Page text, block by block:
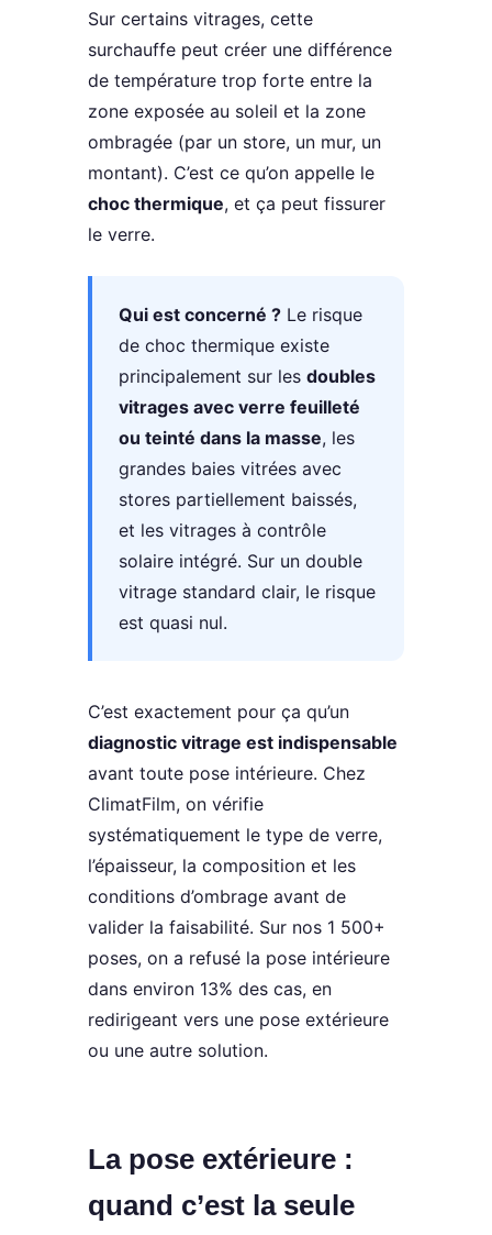
Sur certains vitrages, cette
surchauffe peut créer une différence
de température trop forte entre la
zone exposée au soleil et la zone
ombragée (par un store, un mur, un
montant). C’est ce qu’on appelle le
choc thermique, et ça peut fissurer
le verre.
Qui est concerné ? Le risque
de choc thermique existe
principalement sur les doubles
vitrages avec verre feuilleté
ou teinté dans la masse, les
grandes baies vitrées avec
stores partiellement baissés,
et les vitrages à contrôle
solaire intégré. Sur un double
vitrage standard clair, le risque
est quasi nul.
C’est exactement pour ça qu’un
diagnostic vitrage est indispensable
avant toute pose intérieure. Chez
ClimatFilm, on vérifie
systématiquement le type de verre,
l’épaisseur, la composition et les
conditions d’ombrage avant de
valider la faisabilité. Sur nos 1 500+
poses, on a refusé la pose intérieure
dans environ 13% des cas, en
redirigeant vers une pose extérieure
ou une autre solution.
La pose extérieure :
quand c’est la seule